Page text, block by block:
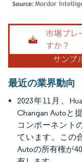
画像 © Mordor
最近の業界動向
2023年11月、
Changan Autoと
コンポーネント
ています。この
Autoの所有権が